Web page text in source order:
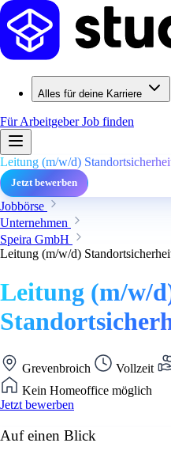
Alles für deine Karriere
Für ArbeitgeberJob finden
Leitung (m/w/d)
Jetzt bewerben
Jobbörse
Unternehmen
Speira GmbH
Leitung (m/w/d)
Leitung (m/w/
Grevenbroich Vollzeit
Kein Homeoffice möglich
Jetzt bewerben
Auf einen Blick